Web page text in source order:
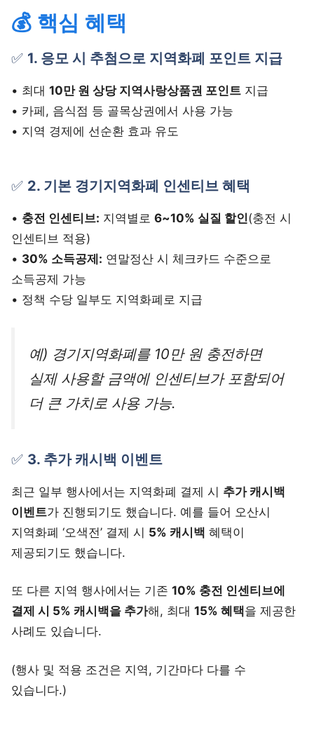
💰 핵심 혜택
✅ 1. 응모 시 추첨으로 지역화폐 포인트 지급
• 최대 10만 원 상당 지역사랑상품권 포인트 지급
• 카페, 음식점 등 골목상권에서 사용 가능
• 지역 경제에 선순환 효과 유도
✅ 2. 기본 경기지역화폐 인센티브 혜택
• 충전 인센티브: 지역별로 6~10% 실질 할인(충전 시
인센티브 적용)
• 30% 소득공제: 연말정산 시 체크카드 수준으로
소득공제 가능
• 정책 수당 일부도 지역화폐로 지급
예) 경기지역화폐를 10만 원 충전하면
실제 사용할 금액에 인센티브가 포함되어
더 큰 가치로 사용 가능.
✅ 3. 추가 캐시백 이벤트
최근 일부 행사에서는 지역화폐 결제 시 추가 캐시백
이벤트가 진행되기도 했습니다. 예를 들어 오산시
지역화폐 ‘오색전’ 결제 시 5% 캐시백 혜택이
제공되기도 했습니다.
또 다른 지역 행사에서는 기존 10% 충전 인센티브에
결제 시 5% 캐시백을 추가해, 최대 15% 혜택을 제공한
사례도 있습니다.
(행사 및 적용 조건은 지역, 기간마다 다를 수
있습니다.)